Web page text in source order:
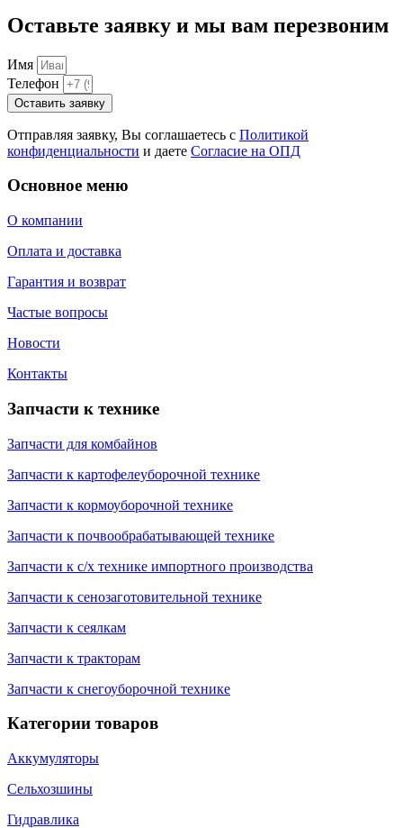
Оставьте заявку и мы вам перезвоним
Имя
Телефон
Оставить заявку
Отправляя заявку, Вы соглашаетесь с Политикой
конфиденциальности и даете Согласие на ОПД
Основное меню
О компании
Оплата и доставка
Гарантия и возврат
Частые вопросы
Новости
Контакты
Запчасти к технике
Запчасти для комбайнов
Запчасти к картофелеуборочной технике
Запчасти к кормоуборочной технике
Запчасти к почвообрабатывающей технике
Запчасти к с/х технике импортного производства
Запчасти к сенозаготовительной технике
Запчасти к сеялкам
Запчасти к тракторам
Запчасти к снегоуборочной технике
Категории товаров
Аккумуляторы
Сельхозшины
Гидравлика